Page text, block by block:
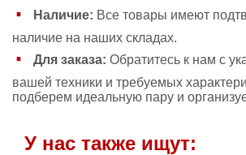
Наличие: Все товары имеют
наличие на наших складах.
Для заказа: Обратитесь к нам с
вашей техники и требуемых
подберем идеальную пару и
У нас также ищут: